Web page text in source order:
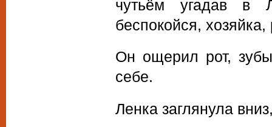
чутьём угадав в
беспокойся,
Он ощерил рот,
себе.
Ленка заглянула